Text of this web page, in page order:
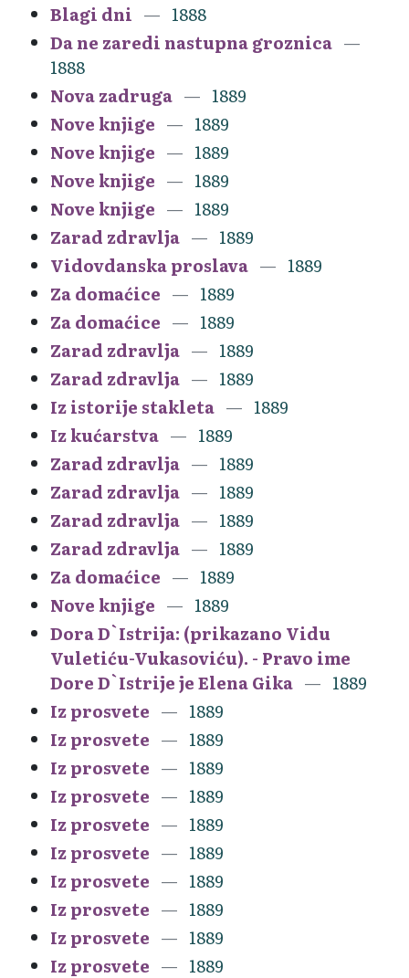
Blagi dni
1888
Da ne zaredi nastupna groznica
1888
Nova zadruga
1889
Nove knjige
1889
Nove knjige
1889
Nove knjige
1889
Nove knjige
1889
Zarad zdravlja
1889
Vidovdanska proslava
1889
Za domaćice
1889
Za domaćice
1889
Zarad zdravlja
1889
Zarad zdravlja
1889
Iz istorije stakleta
1889
Iz kućarstva
1889
Zarad zdravlja
1889
Zarad zdravlja
1889
Zarad zdravlja
1889
Zarad zdravlja
1889
Za domaćice
1889
Nove knjige
1889
Dora D`Istrija: (prikazano Vidu
Vuletiću-Vukasoviću). - Pravo ime
Dore D`Istrije je Elena Gika
1889
Iz prosvete
1889
Iz prosvete
1889
Iz prosvete
1889
Iz prosvete
1889
Iz prosvete
1889
Iz prosvete
1889
Iz prosvete
1889
Iz prosvete
1889
Iz prosvete
1889
Iz prosvete
1889